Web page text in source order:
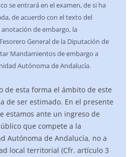
se entrará en el examen, de si ha
de acuerdo con el texto del
de embargo, la
General de la Diputación de
Mandamientos de embargo a
Autónoma de Andalucía.
de esta forma el ámbito de este
de ser estimado. En el presente
estamos ante un ingreso de
que compete a la
Autónoma de Andalucía, no a
local territorial (Cfr. artículo 3